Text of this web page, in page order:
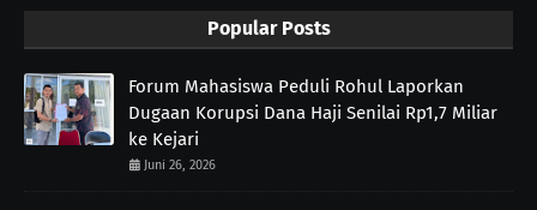
Popular Posts
Forum Mahasiswa Peduli Rohul Laporkan
Dugaan Korupsi Dana Haji Senilai Rp1,7 Miliar
ke Kejari
Juni 26, 2026